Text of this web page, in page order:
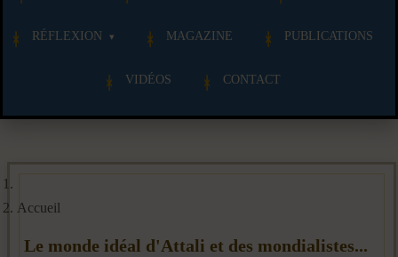
RÉFLEXION MAGAZINE PUBLICATIONS
VIDÉOS CONTACT
Accueil
Le monde idéal d'Attali et des mondialistes...